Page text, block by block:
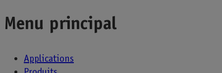
Menu principal
Applications